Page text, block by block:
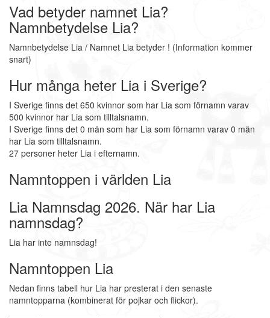
Vad betyder namnet Lia?
Namnbetydelse Lia?
Namnbetydelse Lia / Namnet Lia betyder ! (Information kommer
snart)
Hur många heter Lia i Sverige?
I Sverige finns det 650 kvinnor som har Lia som förnamn varav
500 kvinnor har Lia som tilltalsnamn.
I Sverige finns det 0 män som har Lia som förnamn varav 0 män
har Lia som tilltalsnamn.
27 personer heter Lia i efternamn.
Namntoppen i världen Lia
Lia Namnsdag 2026. När har Lia
namnsdag?
Lia har inte namnsdag!
Namntoppen Lia
Nedan finns tabell hur Lia har presterat i den senaste
namntopparna (kombinerat för pojkar och flickor).